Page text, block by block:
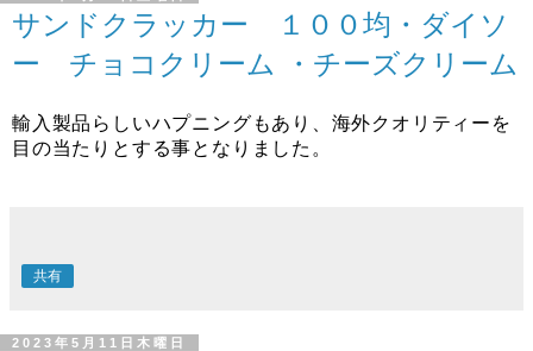
サンドクラッカー １００均・ダイソ
ー チョコクリーム ・チーズクリーム
輸入製品らしいハプニングもあり、海外クオリティーを
目の当たりとする事となりました。
共有
2023年5月11日木曜日